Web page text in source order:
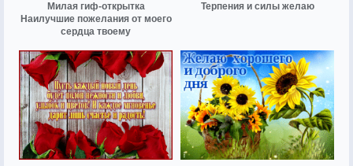
Милая гиф-открытка
Наилучшие пожелания от моего
сердца твоему
Терпения и силы желаю